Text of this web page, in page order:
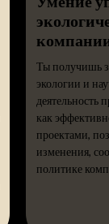
Ты получишь
экологии и
деятельность
как
проектами,
изменения,
политике